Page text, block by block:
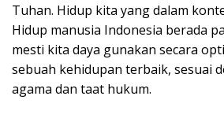
Tuhan. Hidup kita yang dalam
Hidup manusia Indonesia berada
mesti kita daya gunakan secara
sebuah kehidupan terbaik, sesuai
agama dan taat hukum.